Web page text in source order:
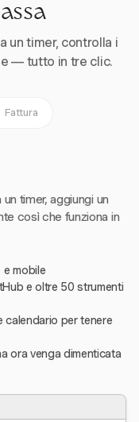
un timer, controlla i
— tutto in tre clic.
Fattura
timer, aggiungi un
così che funziona in
mobile
e oltre 50 strumenti
calendario per tenere
ora venga dimenticata